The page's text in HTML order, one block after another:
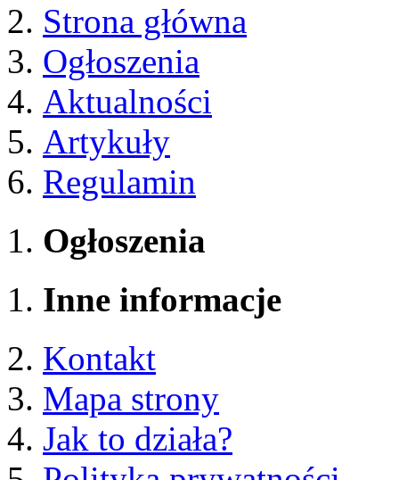
Strona główna
Ogłoszenia
Aktualności
Artykuły
Regulamin
Ogłoszenia
Inne informacje
Kontakt
Mapa strony
Jak to działa?